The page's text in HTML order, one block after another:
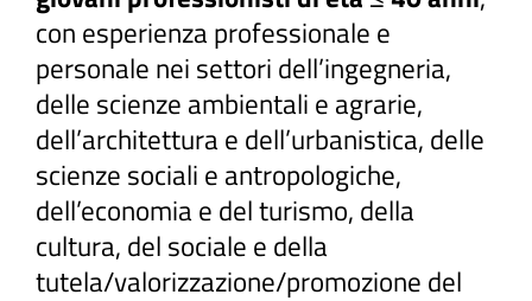
con esperienza professionale e
personale nei settori dell’ingegneria,
delle scienze ambientali e agrarie,
dell’architettura e dell’urbanistica, delle
scienze sociali e antropologiche,
dell’economia e del turismo, della
cultura, del sociale e della
tutela/valorizzazione/promozione del